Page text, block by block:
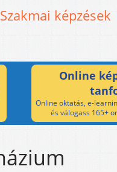
Szakmai képzések
Online
Online oktatás, e-
és válogass 165+